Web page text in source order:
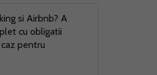
si Airbnb? A
cu obligatii
pentru